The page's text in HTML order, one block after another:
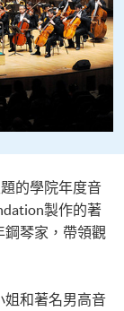
的學院年度音
製作的著
琴家，帶領觀
姐和著名男高音